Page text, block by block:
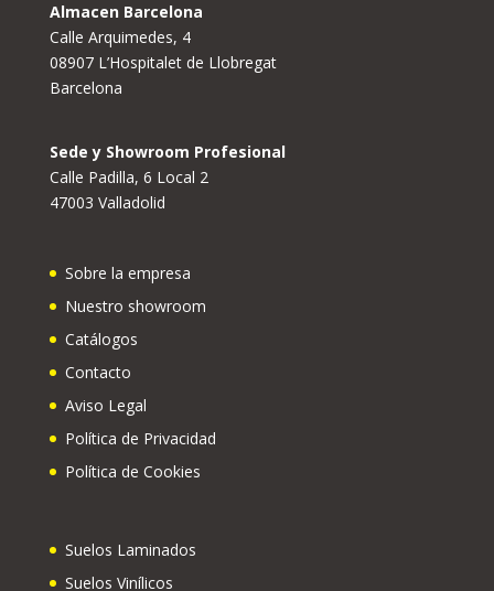
Almacen Barcelona
Calle Arquimedes, 4
08907 L’Hospitalet de Llobregat
Barcelona
Sede y Showroom Profesional
Calle Padilla, 6 Local 2
47003 Valladolid
Sobre la empresa
Nuestro showroom
Catálogos
Contacto
Aviso Legal
Política de Privacidad
Política de Cookies
Suelos Laminados
Suelos Vinílicos